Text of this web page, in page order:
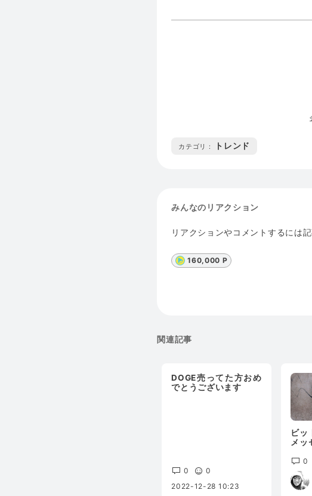
カテゴリ : トレンド
みんなのリアクション
リアクションやコメントするには
160,000 P
関連記事
DOGE売ってた方おめ
でとうございます
0
0
2022-12-28 10:23
ビッ
メッ
0